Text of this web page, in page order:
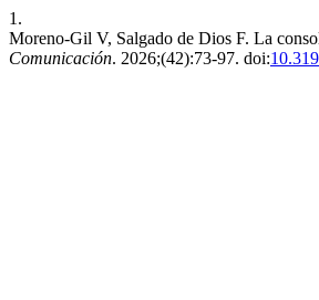
1.
Moreno-Gil V, Salgado de Dios F. La
Comunicación. 2026;(42):73-97. doi: